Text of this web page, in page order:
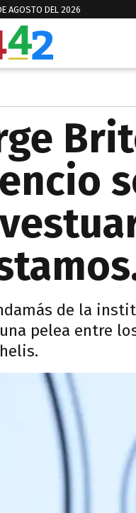
AGOSTO DEL 2026
de la
pelea entre